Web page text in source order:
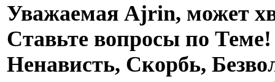
Уважаемая Ajrin, может
Ставьте вопросы по
Ненависть, Скорбь,